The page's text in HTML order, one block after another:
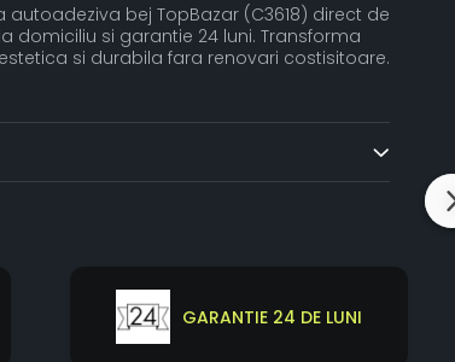
bej TopBazar (C3618) direct de
domiciliu si garantie 24 luni. Transforma
si durabila fara renovari costisitoare.
GARANTIE 24 DE LUNI